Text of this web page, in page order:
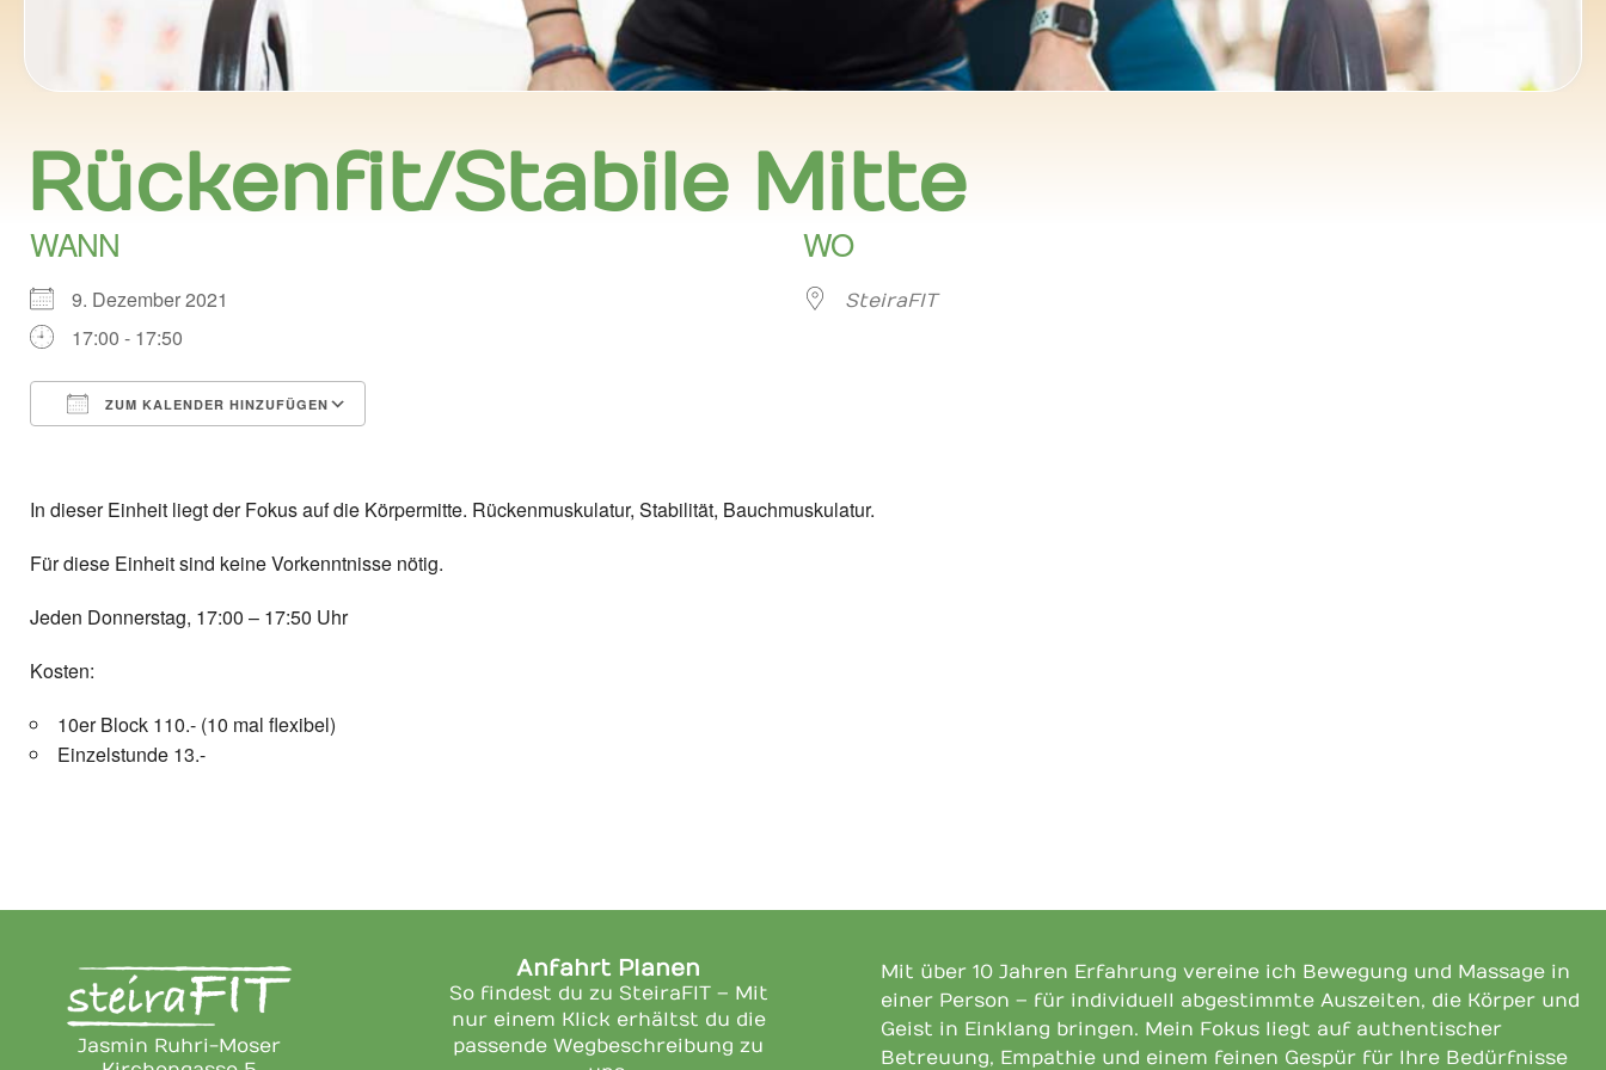
Rückenfit/Stabile Mitte
WANN
9. Dezember 2021
17:00 - 17:50
ZUM KALENDER HINZUFÜGEN
WO
SteiraFIT
In dieser Einheit liegt der Fokus auf die Körpermitte. Rückenmuskulatur, Stabilität, Bauchmuskulatur.
Für diese Einheit sind keine Vorkenntnisse nötig.
Jeden Donnerstag, 17:00 – 17:50 Uhr
Kosten:
10er Block 110.- (10 mal flexibel)
Einzelstunde 13.-
Jasmin Ruhri-Moser
Anfahrt Planen
So findest du zu SteiraFIT – Mit
nur einem Klick erhältst du die
passende Wegbeschreibung zu
Mit über 10 Jahren Erfahrung vereine ich Bewegung und Massage in
einer Person – für individuell abgestimmte Auszeiten, die Körper und
Geist in Einklang bringen. Mein Fokus liegt auf authentischer
Betreuung, Empathie und einem feinen Gespür für Ihre Bedürfnisse